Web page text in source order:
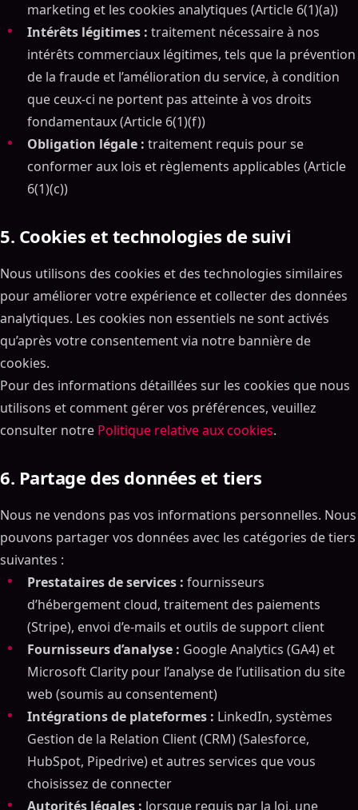
marketing et les cookies analytiques (Article 6(1)(a))
Intérêts légitimes : traitement nécessaire à nos
intérêts commerciaux légitimes, tels que la prévention
de la fraude et l’amélioration du service, à condition
que ceux-ci ne portent pas atteinte à vos droits
fondamentaux (Article 6(1)(f))
Obligation légale : traitement requis pour se
conformer aux lois et règlements applicables (Article
6(1)(c))
5. Cookies et technologies de suivi
Nous utilisons des cookies et des technologies similaires
pour améliorer votre expérience et collecter des données
analytiques. Les cookies non essentiels ne sont activés
qu’après votre consentement via notre bannière de
cookies.
Pour des informations détaillées sur les cookies que nous
utilisons et comment gérer vos préférences, veuillez
consulter notre Politique relative aux cookies.
6. Partage des données et tiers
Nous ne vendons pas vos informations personnelles. Nous
pouvons partager vos données avec les catégories de tiers
suivantes :
Prestataires de services : fournisseurs
d’hébergement cloud, traitement des paiements
(Stripe), envoi d’e-mails et outils de support client
Fournisseurs d’analyse : Google Analytics (GA4) et
Microsoft Clarity pour l’analyse de l’utilisation du site
web (soumis au consentement)
Intégrations de plateformes : LinkedIn, systèmes
Gestion de la Relation Client (CRM) (Salesforce,
HubSpot, Pipedrive) et autres services que vous
choisissez de connecter
Autorités légales : lorsque requis par la loi, une